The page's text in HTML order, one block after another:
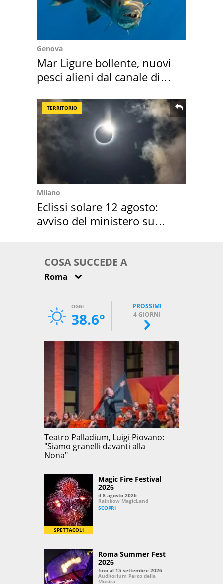
Genova
Mar Ligure bollente, nuovi
pesci alieni dal canale di
TERRITORIO
Milano
Eclissi solare 12 agosto:
avviso del ministero su